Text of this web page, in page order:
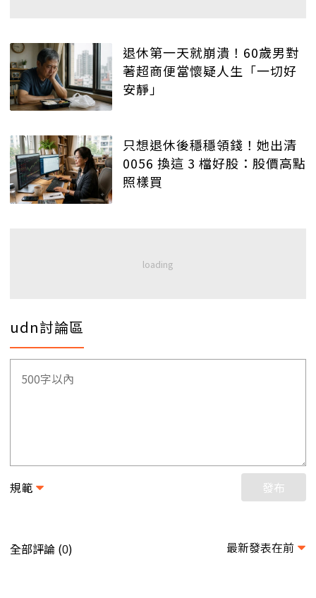
退休第一天就崩潰！60歲男對
著超商便當懷疑人生「一切好
安靜」
只想退休後穩穩領錢！她出清
0056 換這 3 檔好股：股價高點
照樣買
udn討論區
規範 發布
全部評論 (0) 最新發表在前